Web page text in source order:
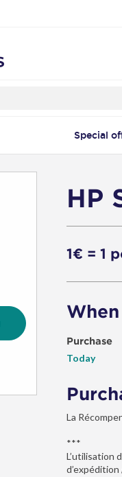
Special
HP
1€ = 1
Purchase
Today
La
***
L’utilisation